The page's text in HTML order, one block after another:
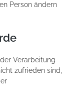
Person ändern
Verarbeitung
zufrieden sind,